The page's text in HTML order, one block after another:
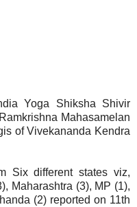
Yoga Shiksha Shivir
Mahasamelan
of Vivekananda Kendra
Six different states viz,
Maharashtra (3), MP (1),
(2) reported on 11th